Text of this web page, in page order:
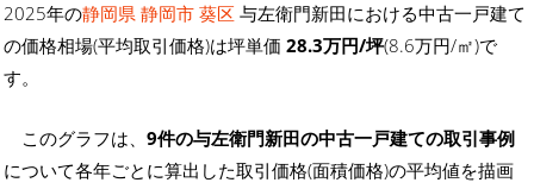
2025年の静岡県 静岡市 葵区 与左衛門新田における中古一戸建て
の価格相場(平均取引価格)は坪単価 28.3万円/坪(8.6万円/㎡)で
す。
このグラフは、 9件の与左衛門新田の中古一戸建ての取引事例
について各年ごとに算出した取引価格(面積価格)の平均値を描画